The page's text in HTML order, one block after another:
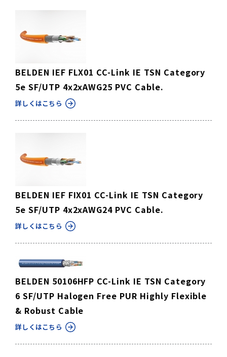
BELDEN IEF FLX01 CC-Link IE TSN Category
5e SF/UTP 4x2xAWG25 PVC Cable.
詳しくはこちら
BELDEN IEF FIX01 CC-Link IE TSN Category
5e SF/UTP 4x2xAWG24 PVC Cable.
詳しくはこちら
BELDEN 50106HFP CC-Link IE TSN Category
6 SF/UTP Halogen Free PUR Highly Flexible
& Robust Cable
詳しくはこちら